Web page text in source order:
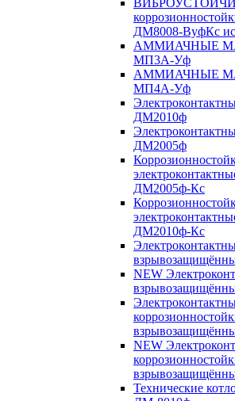
ДМ8008-ВуфКс
АММИАЧНЫЕ
МП3А-Уф
АММИАЧНЫЕ
МП4А-Уф
ДМ2010ф
ДМ2005ф
ДМ2005ф-Кс
ДМ2010ф-Кс
NEW
NEW
Технические